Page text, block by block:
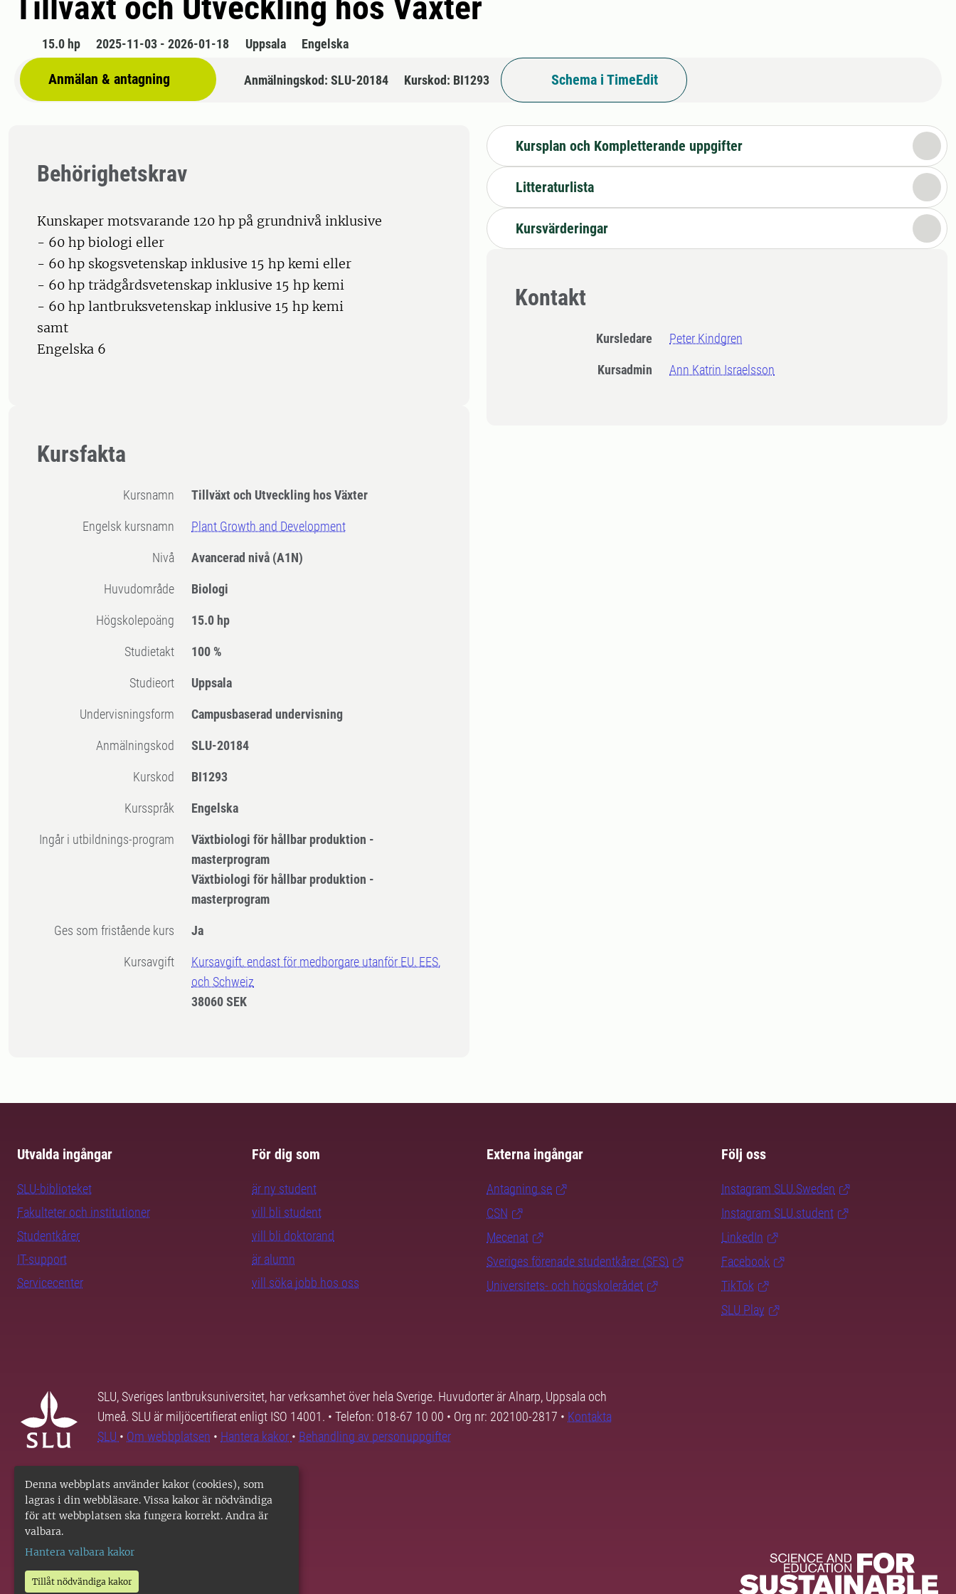
Denna webbplats använder kakor (cookies), som
lagras i din webbläsare. Vissa kakor är nödvändiga
för att webbplatsen ska fungera korrekt. Andra är
valbara.
Hantera valbara kakor
Tillåt nödvändiga kakor
15.0 hp 2025-11-03 - 2026-01-18 Uppsala Engelska
Anmälan & antagning Anmälningskod: SLU-20184 Kurskod: BI1293 Schema i TimeEdit
Behörighetskrav
Kunskaper motsvarande 120 hp på grundnivå inklusive
- 60 hp biologi eller
- 60 hp skogsvetenskap inklusive 15 hp kemi eller
- 60 hp trädgårdsvetenskap inklusive 15 hp kemi
- 60 hp lantbruksvetenskap inklusive 15 hp kemi
samt
Engelska 6
Kursfakta
Kursnamn Tillväxt och Utveckling hos Växter
Engelsk kursnamn Plant Growth and Development
Nivå Avancerad nivå (A1N)
Huvudområde Biologi
högskolepoäng 15.0 hp
Studietakt 100 %
Studieort Uppsala
Undervisningsform Campusbaserad undervisning
Anmälningskod SLU-20184
Kurskod BI1293
Kursspråk Engelska
Ingår i utbildnings-program
Växtbiologi för hållbar produktion -
masterprogram
Växtbiologi för hållbar produktion -
masterprogram
Ges som fristående kurs Ja
Kursavgift
Kursavgift, endast för medborgare utanför EU, EES,
och Schweiz
38060 SEK
Kursplan och Kompletterande uppgifter
Litteraturlista
Kursvärderingar
Kontakt
Kursledare Peter Kindgren
Kursadmin Ann Katrin Israelsson
Utvalda ingångar
SLU-biblioteket
Fakulteter och institutioner
Studentkårer
IT-support
Servicecenter
För dig som
är ny student
vill bli student
vill bli doktorand
är alumn
vill söka jobb hos oss
Externa ingångar
Antagning.se
CSN
Mecenat
Sveriges förenade studentkårer (SFS)
Universitets- och högskolerådet
Följ oss
Instagram SLU.Sweden
Instagram SLU.student
LinkedIn
Facebook
TikTok
SLU Play
SLU, Sveriges lantbruksuniversitet, har verksamhet över hela Sverige. Huvudorter är Alnarp, Uppsala och
Umeå. SLU är miljöcertifierat enligt ISO 14001. • Telefon: 018-67 10 00 • Org nr: 202100-2817 • Kontakta
SLU • Om webbplatsen • Hantera kakor • Behandling av personuppgifter